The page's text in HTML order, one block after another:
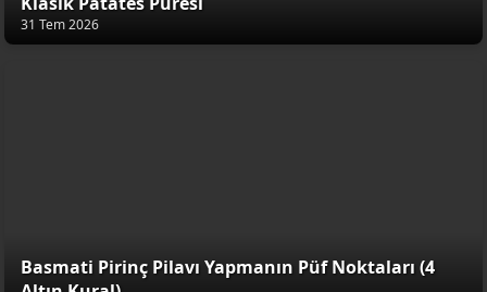
31 Tem 2026
Basmati Pirinç Pilavı Yapmanın Püf Noktaları (4